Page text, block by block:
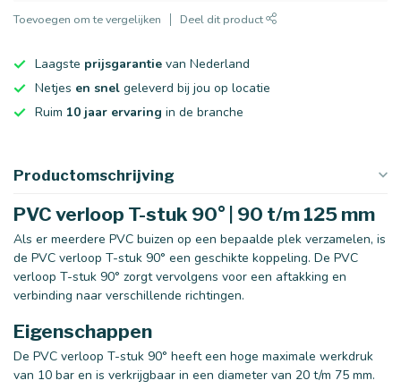
Toevoegen om te vergelijken Deel dit product
Laagste prijsgarantie van Nederland
Netjes en snel geleverd bij jou op locatie
Ruim 10 jaar ervaring in de branche
Productomschrijving
PVC verloop T-stuk 90° | 90 t/m 125 mm
Als er meerdere PVC buizen op een bepaalde plek verzamelen, is
de PVC verloop T-stuk 90° een geschikte koppeling. De PVC
verloop T-stuk 90° zorgt vervolgens voor een aftakking en
verbinding naar verschillende richtingen.
Eigenschappen
De PVC verloop T-stuk 90° heeft een hoge maximale werkdruk
van 10 bar en is verkrijgbaar in een diameter van 20 t/m 75 mm.